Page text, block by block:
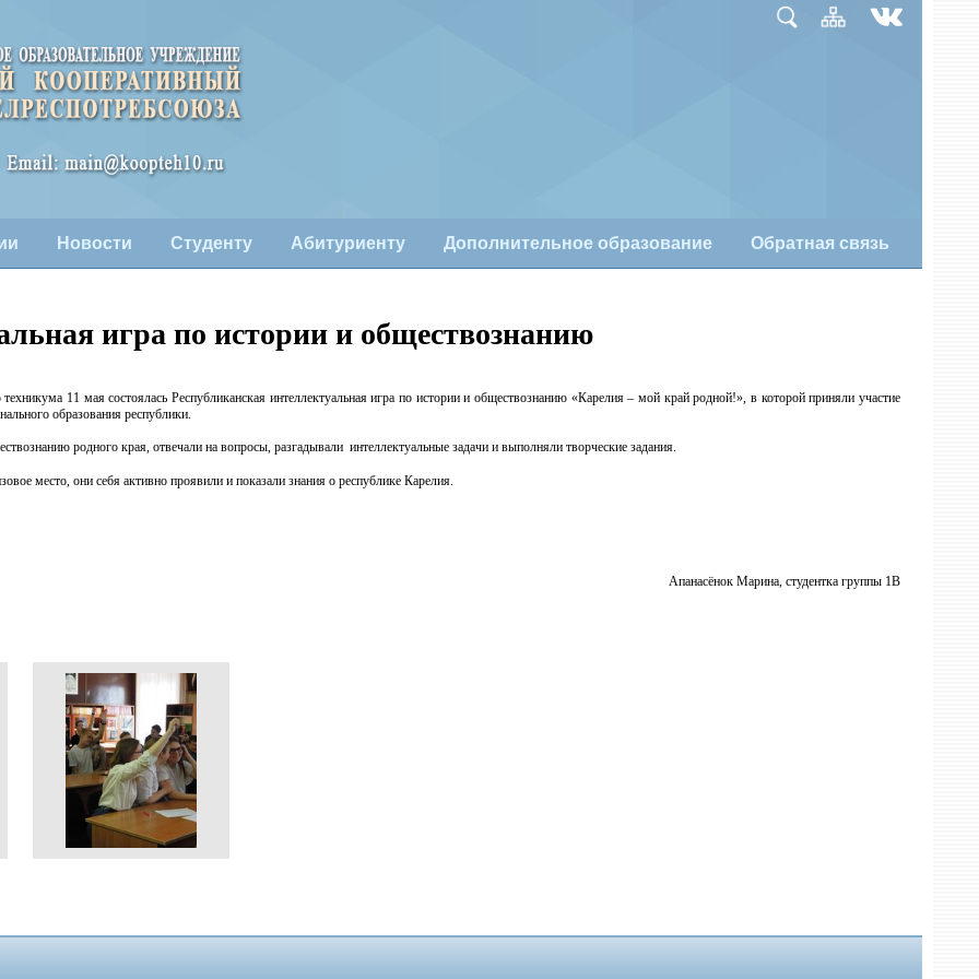
Новости Студенту Абитуриенту Дополнительное образование Обратная связь
игра по истории и обществознанию
11 мая состоялась Республиканская интеллектуальная игра по истории и обществознанию «Карелия – мой край родной!», в которой приняли участие
образования республики.
родного края, отвечали на вопросы, разгадывали интеллектуальные задачи и выполняли творческие задания.
место, они себя активно проявили и показали знания о республике Карелия.
Апанасёнок Марина, студентка группы 1В